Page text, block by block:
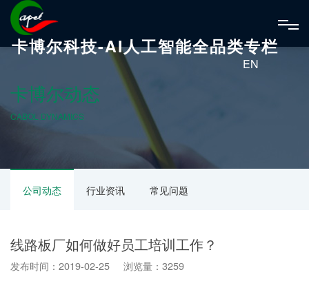
卡博尔科技-AI人工智能全品类专栏
EN
卡博尔动态
CABOL DYNAMICS
公司动态 行业资讯 常见问题
线路板厂如何做好员工培训工作？
发布时间：2019-02-25 浏览量：3259